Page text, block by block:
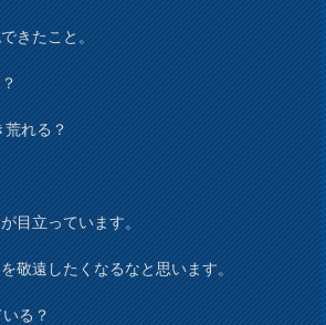
きたこと。
荒れる？
目立っています。
敬遠したくなるなと思います。
いる？